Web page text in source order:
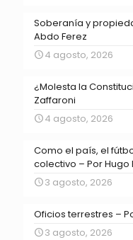
Soberanía y
Abdo Ferez
4 agosto, 2026
¿Molesta la
Zaffaroni
4 agosto, 2026
Como el país, el
colectivo – Por Hugo
3 agosto, 2026
Oficios terrestres –
3 agosto, 2026